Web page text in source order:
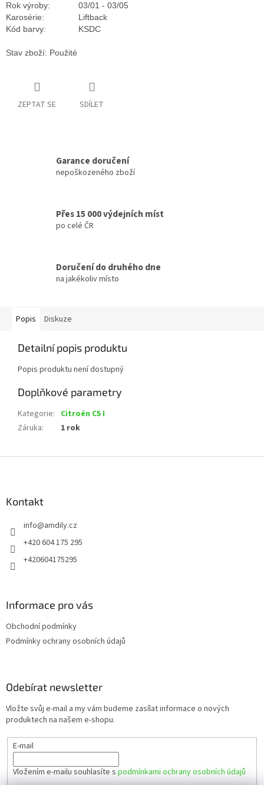
Rok výroby:
03/01 - 03/05
Karosérie:
Liftback
Kód barvy:
KSDC
Stav zboží: Použité
ZEPTAT SE SDÍLET
Garance doručení
nepoškozeného zboží
Přes 15 000 výdejních míst
po celé ČR
Doručení do druhého dne
na jakékoliv místo
Popis Diskuze
Detailní popis produktu
Popis produktu není dostupný
Doplňkové parametry
Kategorie: Citroën C5 I
Záruka: 1 rok
Kontakt
info@amdily.cz
+420 604 175 295
+420604175295
Informace pro vás
Obchodní podmínky
Podmínky ochrany osobních údajů
Odebírat newsletter
Vložte svůj e-mail a my vám budeme zasílat informace o nových
produktech na našem e-shopu.
E-mail
Vložením e-mailu souhlasíte s podmínkami ochrany osobních údajů